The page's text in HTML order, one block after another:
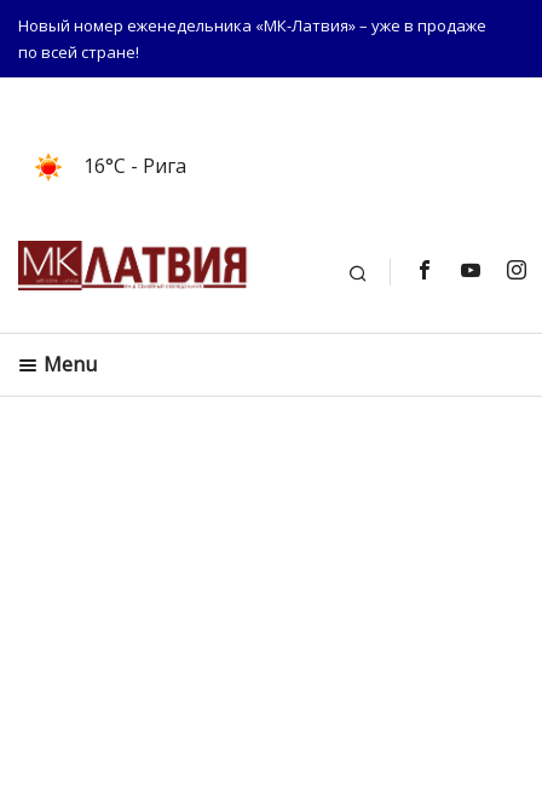
Новый номер еженедельника «МК-Латвия» – уже в продаже
по всей стране!
16°C - Рига
Поиск
Menu